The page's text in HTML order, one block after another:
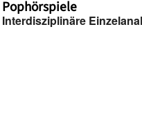
Pophörspiele
Interdisziplinäre